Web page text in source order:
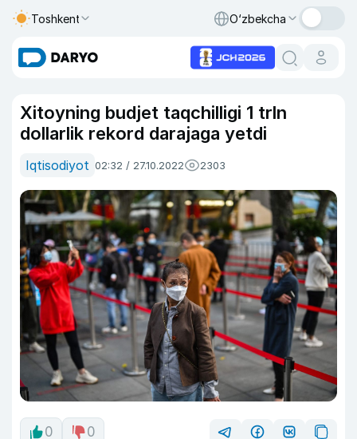
Toshkent O‘zbekcha
Xitoyning budjet taqchilligi 1 trln
dollarlik rekord darajaga yetdi
Iqtisodiyot 02:32 / 27.10.2022 2303
0 0